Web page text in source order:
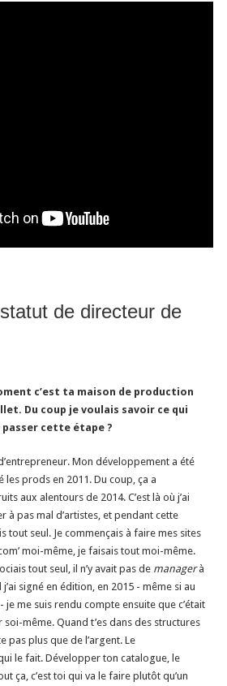
de directeur de
c’est ta maison de production
Du coup je voulais savoir ce qui
passer cette étape ?
Mon développement a été
les prods en 2011. Du coup, ça a
aux alentours de 2014. C’est là où j’ai
à pas mal d’artistes, et pendant cette
tout seul. Je commençais à faire mes sites
moi-même, je faisais tout moi-même.
tout seul, il n’y avait pas de managerà
j’ai signé en édition, en 2015 - même si au
je me suis rendu compte ensuite que c’était
même. Quand t’es dans des structures
pas plus que de l’argent. Le
le fait. Développer ton catalogue, le
ça, c’est toi qui va le faire plutôt qu’un